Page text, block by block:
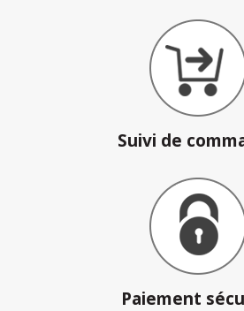
Suivi de
Paiement